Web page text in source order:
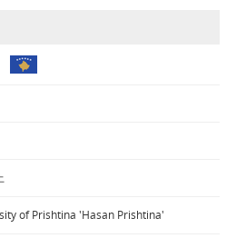
of Prishtina 'Hasan Prishtina'